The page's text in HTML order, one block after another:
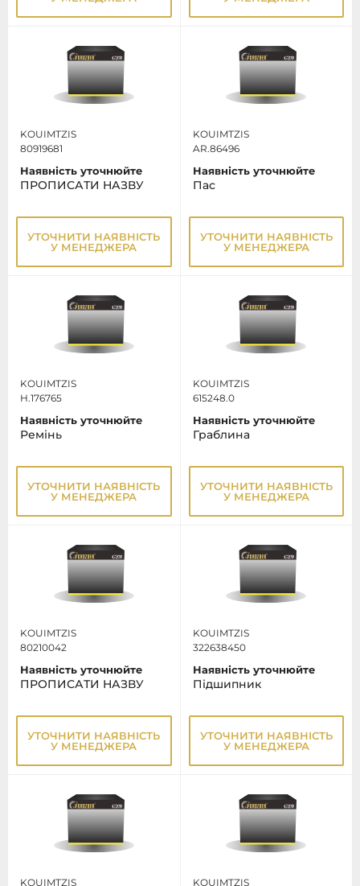
KOUIMTZIS
80919681
Наявність уточнюйте
ПРОПИСАТИ НАЗВУ
УТОЧНИТИ НАЯВНІСТЬ
У МЕНЕДЖЕРА
KOUIMTZIS
AR.86496
Наявність уточнюйте
Пас
УТОЧНИТИ НАЯВНІСТЬ
У МЕНЕДЖЕРА
KOUIMTZIS
H.176765
Наявність уточнюйте
Ремінь
УТОЧНИТИ НАЯВНІСТЬ
У МЕНЕДЖЕРА
KOUIMTZIS
615248.0
Наявність уточнюйте
Граблина
УТОЧНИТИ НАЯВНІСТЬ
У МЕНЕДЖЕРА
KOUIMTZIS
80210042
Наявність уточнюйте
ПРОПИСАТИ НАЗВУ
УТОЧНИТИ НАЯВНІСТЬ
У МЕНЕДЖЕРА
KOUIMTZIS
322638450
Наявність уточнюйте
Підшипник
УТОЧНИТИ НАЯВНІСТЬ
У МЕНЕДЖЕРА
KOUIMTZIS KOUIMTZIS